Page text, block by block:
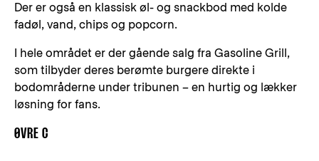
Der er også en klassisk øl- og snackbod med kolde
fadøl, vand, chips og popcorn.
I hele området er der gående salg fra Gasoline Grill,
som tilbyder deres berømte burgere direkte i
bodområderne under tribunen – en hurtig og lækker
løsning for fans.
ØVRE C